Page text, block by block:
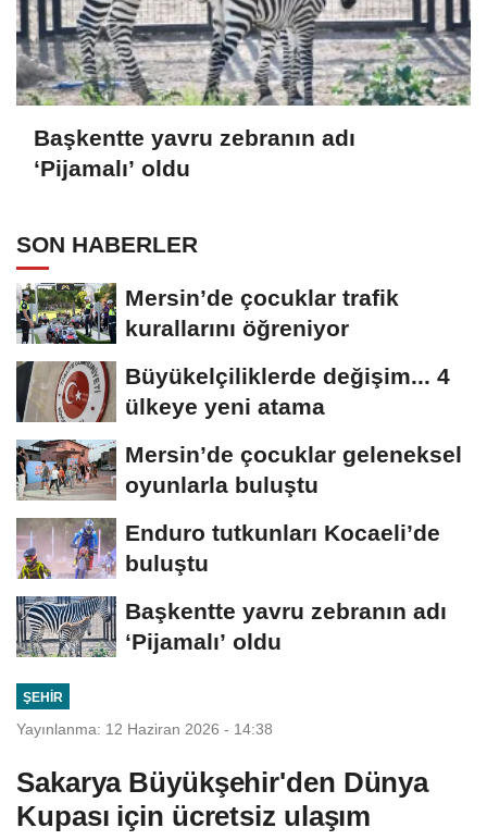
Başkentte yavru zebranın adı
‘Pijamalı’ oldu
SON HABERLER
Mersin’de çocuklar trafik
kurallarını öğreniyor
Büyükelçiliklerde değişim... 4
ülkeye yeni atama
Mersin’de çocuklar geleneksel
oyunlarla buluştu
Enduro tutkunları Kocaeli’de
buluştu
Başkentte yavru zebranın adı
‘Pijamalı’ oldu
ŞEHIR
Yayınlanma: 12 Haziran 2026 - 14:38
Sakarya Büyükşehir'den Dünya
Kupası için ücretsiz ulaşım